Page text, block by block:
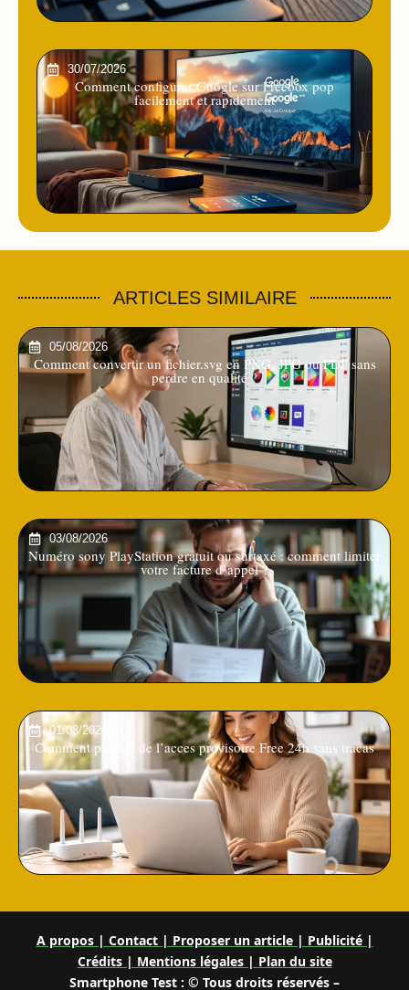
30/07/2026
Comment configurer Google sur Freebox pop
facilement et rapidement
ARTICLES SIMILAIRE
05/08/2026
Comment convertir un fichier.svg en PNG, JPG ou PDF sans
perdre en qualité ?
03/08/2026
Numéro sony PlayStation gratuit ou surtaxé : comment limiter
votre facture d’appel ?
01/08/2026
Comment profiter de l’acces provisoire Free 24h sans tracas
A propos | Contact | Proposer un article | Publicité |
Crédits | Mentions légales | Plan du site
Smartphone Test : © Tous droits réservés –